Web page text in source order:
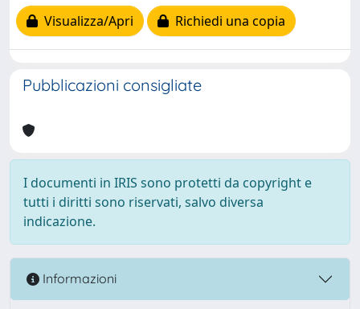
Visualizza/Apri
Richiedi una copia
Pubblicazioni consigliate
I documenti in IRIS sono protetti da copyright e
tutti i diritti sono riservati, salvo diversa
indicazione.
Informazioni